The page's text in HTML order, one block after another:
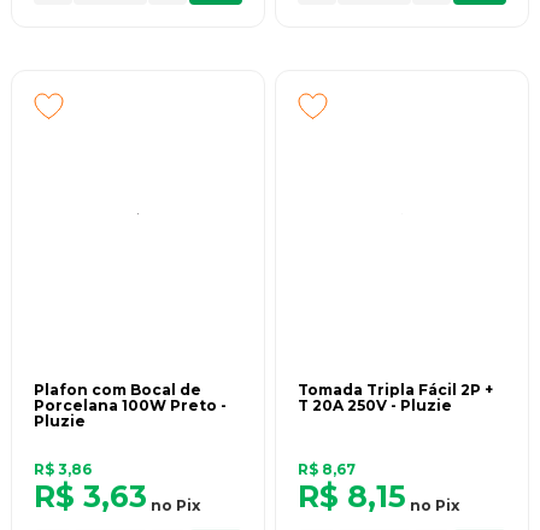
Plafon com Bocal de
Porcelana 100W Preto -
Pluzie
R$ 3,86
R$ 3,63 no Pix
Tomada Tripla Fácil 2P +
T 20A 250V - Pluzie
R$ 8,67
R$ 8,15 no Pix